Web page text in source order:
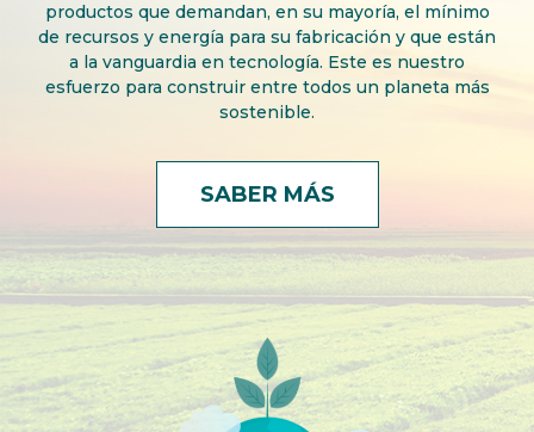
productos que demandan, en su mayoría, el mínimo
de recursos y energía para su fabricación y que están
a la vanguardia en tecnología. Este es nuestro
esfuerzo para construir entre todos un planeta más
sostenible.
SABER MÁS